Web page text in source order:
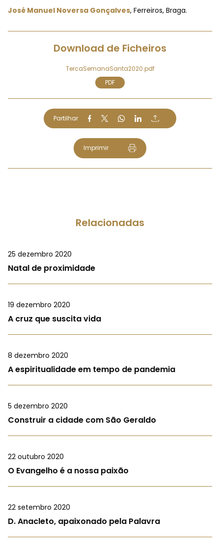
José Manuel Noversa Gonçalves, Ferreiros, Braga.
Download de Ficheiros
TercaSemanaSanta2020.pdf
PDF
Partilhar
Imprimir
Relacionadas
25 dezembro 2020
Natal de proximidade
19 dezembro 2020
A cruz que suscita vida
8 dezembro 2020
A espiritualidade em tempo de pandemia
5 dezembro 2020
Construir a cidade com São Geraldo
22 outubro 2020
O Evangelho é a nossa paixão
22 setembro 2020
D. Anacleto, apaixonado pela Palavra